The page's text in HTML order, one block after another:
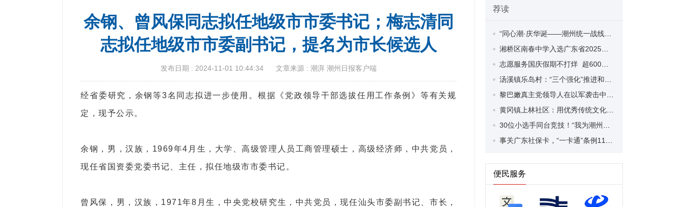
余钢、曾风保同志拟任地级市市委书记；梅志清同
志拟任地级市市委副书记，提名为市长候选人
发布日期 : 2024-11-01 10:44:34 文章来源 : 潮湃 潮州日报客户端
经省委研究，余钢等3名同志拟进一步使用。根据《党政领导干部选拔任用工作条例》等有关规
定，现予公示。
余钢，男，汉族，1969年4月生，大学、高级管理人员工商管理硕士，高级经济师，中共党员，
现任省国资委党委书记、主任，拟任地级市市委书记。
曾风保，男，汉族，1971年8月生，中央党校研究生，中共党员，现任汕头市委副书记、市长，
荐读
便民服务